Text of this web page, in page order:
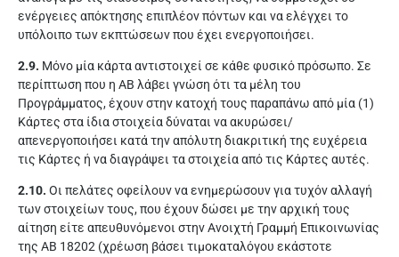
ενέργειες απόκτησης επιπλέον πόντων και να ελέγχει το
υπόλοιπο των εκπτώσεων που έχει ενεργοποιήσει.
2.9. Μόνο μία κάρτα αντιστοιχεί σε κάθε φυσικό πρόσωπο. Σε
περίπτωση που η ΑΒ λάβει γνώση ότι τα μέλη του
Προγράμματος, έχουν στην κατοχή τους παραπάνω από μία (1)
Κάρτες στα ίδια στοιχεία δύναται να ακυρώσει/
απενεργοποιήσει κατά την απόλυτη διακριτική της ευχέρεια
τις Κάρτες ή να διαγράψει τα στοιχεία από τις Κάρτες αυτές.
2.10. Οι πελάτες οφείλουν να ενημερώσουν για τυχόν αλλαγή
των στοιχείων τους, που έχουν δώσει με την αρχική τους
αίτηση είτε απευθυνόμενοι στην Ανοιχτή Γραμμή Επικοινωνίας
της AB 18202 (χρέωση βάσει τιμοκαταλόγου εκάστοτε